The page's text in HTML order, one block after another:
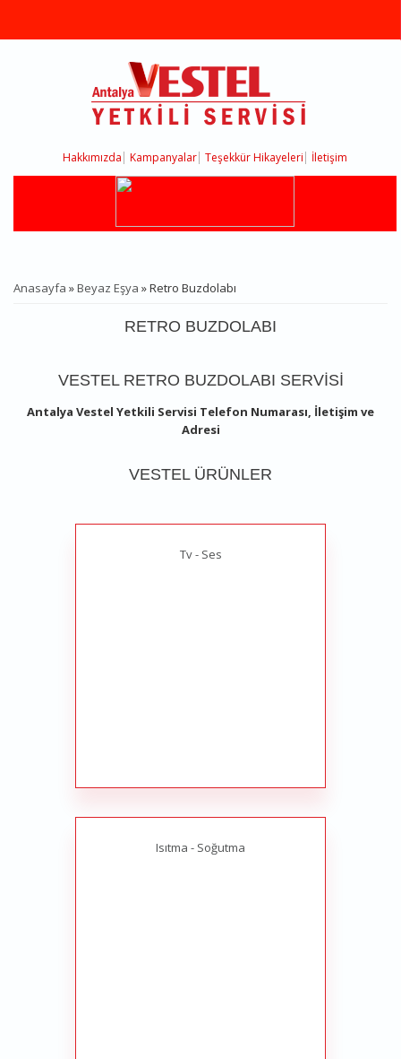
Hakkımızda Kampanyalar Teşekkür Hikayeleri İletişim
BURADASINIZ
Anasayfa »Beyaz Eşya » Retro Buzdolabı
RETRO BUZDOLABI
VESTEL RETRO BUZDOLABI SERVISI
Antalya Vestel Yetkili Servisi Telefon Numarası, İletişim ve
Adresi
VESTEL ÜRÜNLER
Tv - Ses
Isıtma - Soğutma